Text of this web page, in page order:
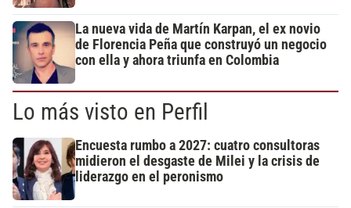
La nueva vida de Martín Karpan, el ex novio
de Florencia Peña que construyó un negocio
con ella y ahora triunfa en Colombia
Lo más visto en Perfil
Encuesta rumbo a 2027: cuatro consultoras
midieron el desgaste de Milei y la crisis de
liderazgo en el peronismo